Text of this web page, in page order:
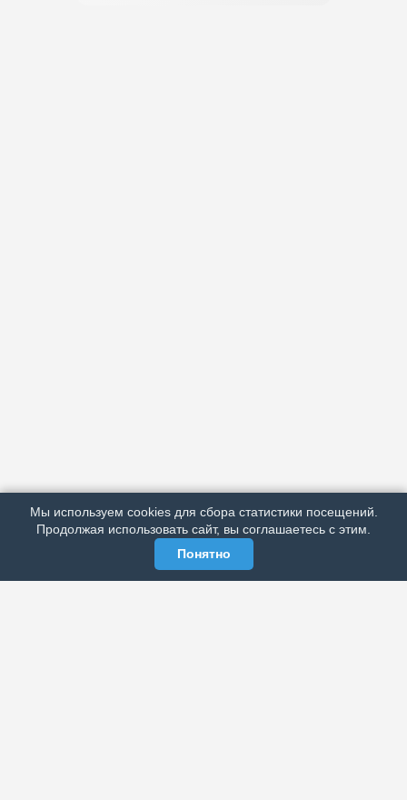
РЕКЛАМА У НАС
МЫ В СОЦСЕТЯХ
Мы используем cookies для сбора статистики посещений.
Продолжая использовать сайт, вы соглашаетесь с этим.
Понятно